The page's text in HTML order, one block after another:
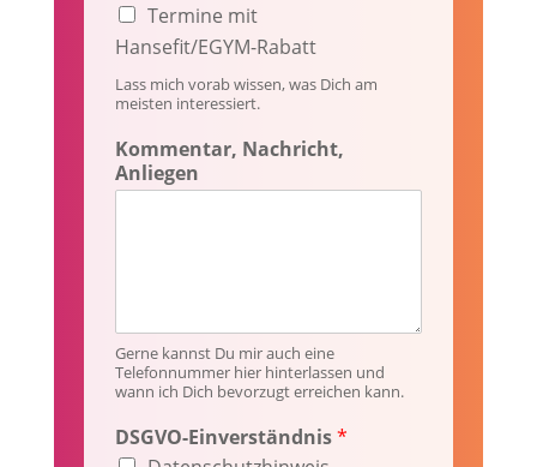
Termine mit
Hansefit/EGYM-Rabatt
Lass mich vorab wissen, was Dich am
meisten interessiert.
D
S
G
n
v
e
r
s
t
Kommentar, Nachricht,
Anliegen
Gerne kannst Du mir auch eine
Telefonnummer hier hinterlassen und
wann ich Dich bevorzugt erreichen kann.
DSGVO-Einverständnis*